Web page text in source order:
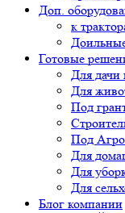
Доп.
к
Готовые
Для дачи
Для
Под
Под
Для
Для
Для
Блог компании